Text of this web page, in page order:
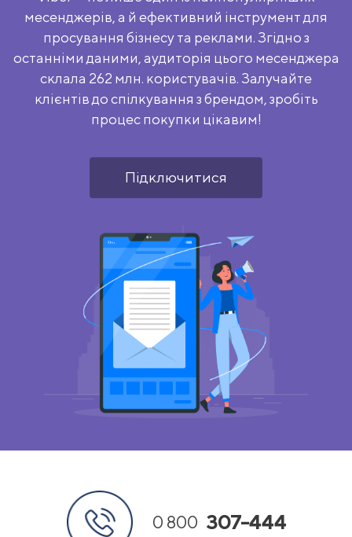
месенджерів, а й ефективний інструмент для
просування бізнесу та реклами. Згідно з
останніми даними, аудиторія цього месенджера
склала 262 млн. користувачів. Залучайте
клієнтів до спілкування з брендом, зробіть
процес покупки цікавим!
Підключитися
0 800 307-444